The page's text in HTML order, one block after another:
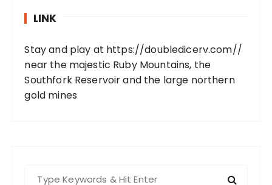
LINK
Stay and play at https://doubledicerv.com//
near the majestic Ruby Mountains, the
Southfork Reservoir and the large northern
gold mines